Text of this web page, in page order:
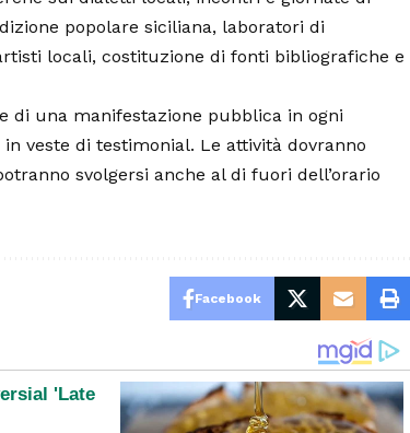
popolare siciliana, laboratori di
locali, costituzione di fonti bibliografiche e
di una manifestazione pubblica in ogni
veste di testimonial. Le attività dovranno
svolgersi anche al di fuori dell’orario
Facebook